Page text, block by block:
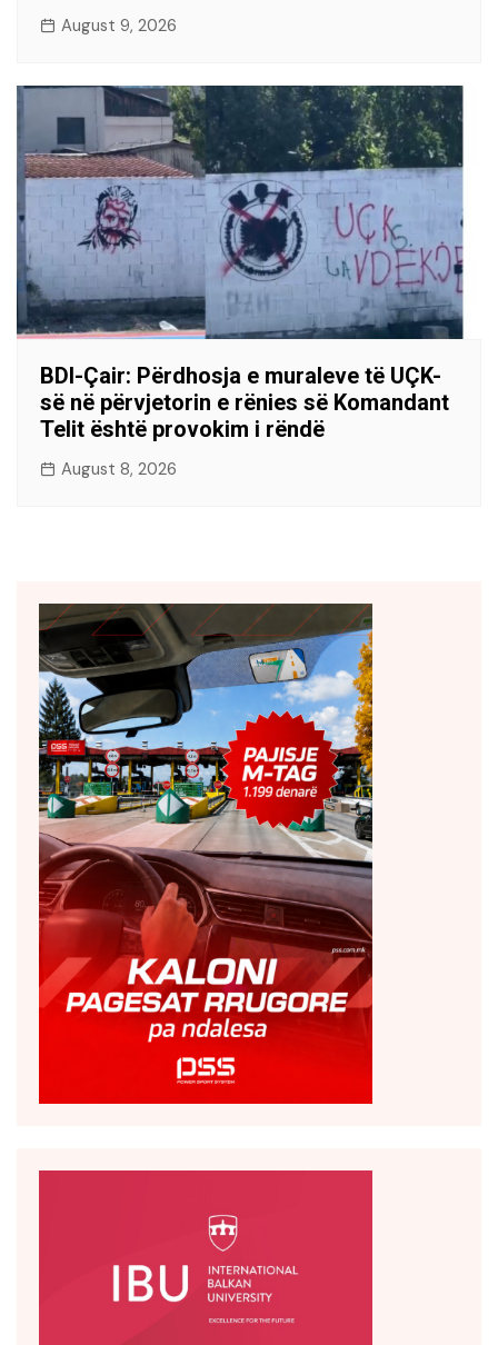
August 9, 2026
BDI-Çair: Përdhosja e muraleve të UÇK-
së në përvjetorin e rënies së Komandant
Telit është provokim i rëndë
August 8, 2026